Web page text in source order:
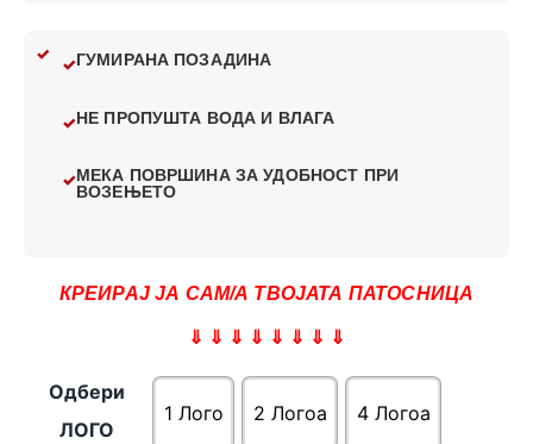
ГУМИРАНА ПОЗАДИНА
НЕ ПРОПУШТА ВОДА И ВЛАГА
МЕКА ПОВРШИНА ЗА УДОБНОСТ ПРИ
ВОЗЕЊЕТО
КРЕИРАЈ ЈА САМ/А ТВОЈАТА ПАТОСНИЦА
⇓ ⇓ ⇓ ⇓ ⇓ ⇓ ⇓ ⇓
Одбери
ЛОГО
1 Лого 2 Логоa 4 Логоa